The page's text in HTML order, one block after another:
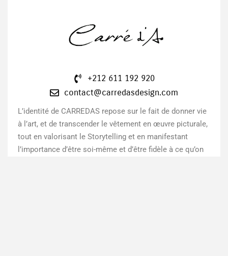
+212 611 192 920
contact@carredasdesign.com
L’identité de CARREDAS repose sur le fait de donner vie
à l’art, et de transcender le vêtement en œuvre picturale,
tout en valorisant le Storytelling et en manifestant
l’importance d’être soi-même et d’être fidèle à ce qu’on